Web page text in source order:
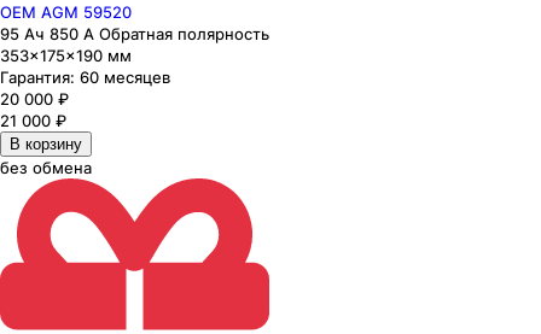
OEM AGM 59520
95 Ач 850 А Обратная полярность
353×175×190 мм
Гарантия: 60 месяцев
20 000 ₽
21 000 ₽
В корзину
без обмена